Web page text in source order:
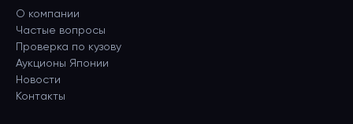
О компании
Частые вопросы
Проверка по кузову
Аукционы Японии
Новости
Контакты